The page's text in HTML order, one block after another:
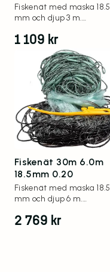
Fiskenät med maska 18.5
mm och djup 3 m.
1 109 kr
Fiskenät 30m 6.0m
18.5mm 0.20
Fiskenät med maska 18.5
mm och djup 6 m.
2 769 kr